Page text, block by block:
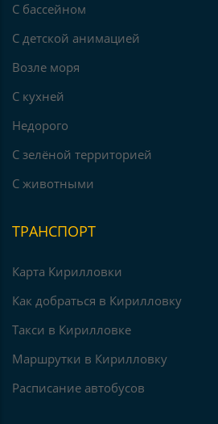
С бассейном
С детской анимацией
Возле моря
С кухней
Недорого
С зелёной территорией
С животными
ТРАНСПОРТ
Карта Кирилловки
Как добраться в Кирилловку
Такси в Кирилловке
Маршрутки в Кирилловку
Расписание автобусов